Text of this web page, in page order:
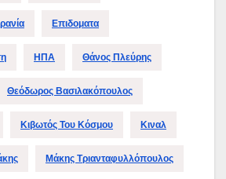
Επιδοματα
ΗΠΑ Θάνος Πλεύρης
Θεόδωρος Βασιλακόπουλος
Κιβωτός Του Κόσμου Κιναλ
Μάκης Τριανταφυλλόπουλος